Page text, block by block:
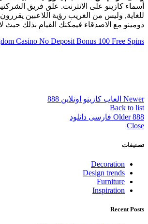
أسماء كازينو على الانترنت. علق فريق
للغاية, وليس من الغريب رؤية اللاعبين
دومينو مع الاصدقاء فيمكنك القيام بذلك
Casino No Deposit Bonus 100 Free Spins
Newer العاب كازينو اونلاين 888
Back to list
Older 888 فارسی دانلود
Close
تصنيفات
Decoration
Design trends
Furniture
Inspiration
Recent Posts